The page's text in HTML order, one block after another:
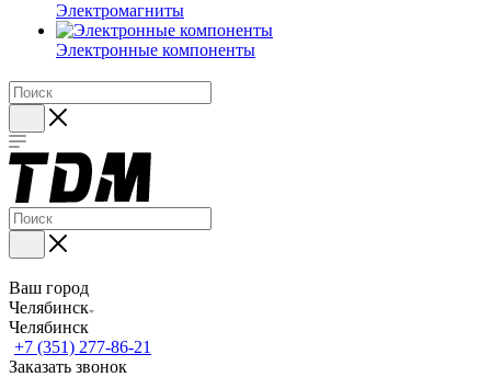
Электромагниты
Электронные компоненты
Ваш город
Челябинск
Челябинск
+7 (351) 277-86-21
Заказать звонок